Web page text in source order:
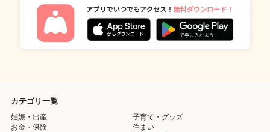
カテゴリ一覧
妊娠・出産
子育て・グッズ
お金・保険
住まい